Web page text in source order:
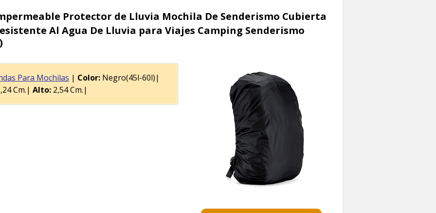
Protector de Lluvia Mochila De Senderismo Cubierta
Al Agua De Lluvia para Viajes Camping Senderismo
Para Mochilas | Color: Negro(45l-60l)|
Cm.| Alto: 2,54 Cm.|